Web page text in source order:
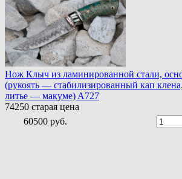
Нож Клыч из ламинированной стали,
(рукоять — стабилизированный кап
литье — макуме) A727
74250 старая цена
60500 руб.